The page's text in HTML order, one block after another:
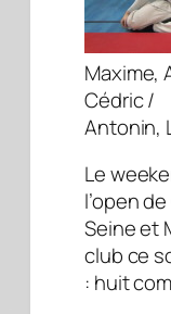
Maxime,
Cédric /
Antonin,
Le
l’open
Seine et
club ce
: huit